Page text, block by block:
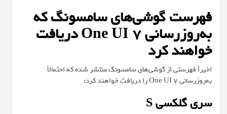
فهرست گوشی‌های سامسونگکه
به‌روزرسانی One UI 7 دریافت
خواهند کرد
اخیراً فهرستی از گوشی‌های سامسونگ منتشر شده که احتمالاً
به‌روزرسانی One UI 7 را دریافت خواهند کرد:
سری گلکسی S